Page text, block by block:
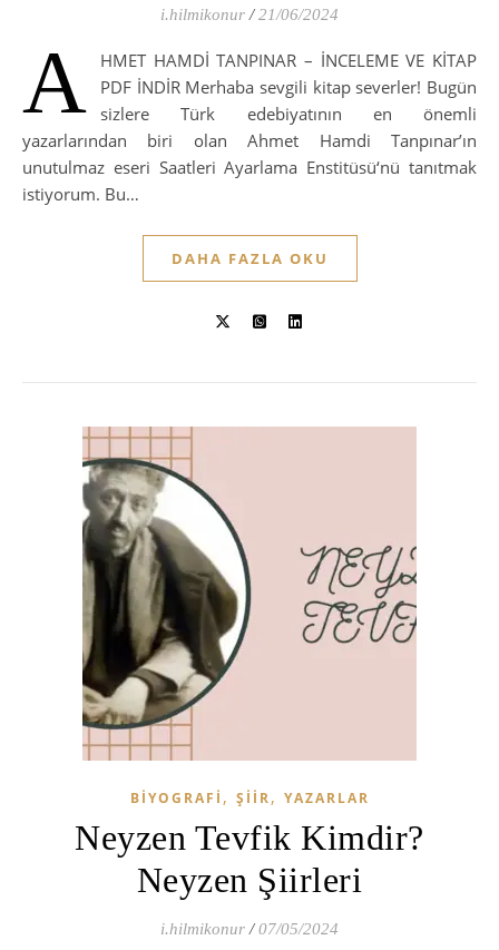
i.hilmikonur / 21/06/2024
A
HMET HAMDİ TANPINAR – İNCELEME VE KİTAP
PDF İNDİR Merhaba sevgili kitap severler! Bugün
sizlere Türk edebiyatının en önemli
yazarlarından biri olan Ahmet Hamdi Tanpınar’ın
unutulmaz eseri Saatleri Ayarlama Enstitüsü‘nü tanıtmak
istiyorum. Bu…
DAHA FAZLA OKU
BIYOGRAFI , ŞIIR, YAZARLAR
Neyzen Tevfik Kimdir?
Neyzen Şiirleri
i.hilmikonur / 07/05/2024